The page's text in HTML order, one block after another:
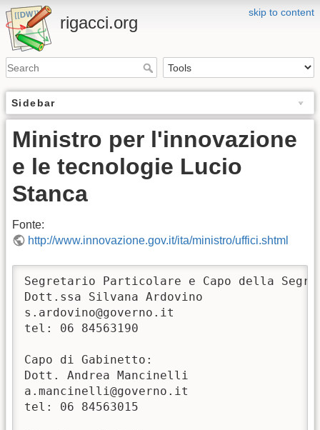
skip to content
rigacci.org
Sidebar
Ministro per l'innovazione
e le tecnologie Lucio
Stanca
Fonte:
http://www.innovazione.gov.it/ita/ministro/uffici.shtml
Segretario Particolare e Capo della
Dott.ssa Silvana Ardovino
s.ardovino@governo.it
tel: 06 84563190
Capo di Gabinetto:
Dott. Andrea Mancinelli
a.mancinelli@governo.it
tel: 06 84563015